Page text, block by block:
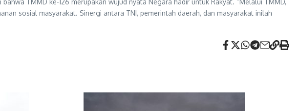
TMMD ke-126 merupakan wujud nyata Negara hadir untuk Rakyat. “Melalui TMMD,
sosial masyarakat. Sinergi antara TNI, pemerintah daerah, dan masyarakat inilah